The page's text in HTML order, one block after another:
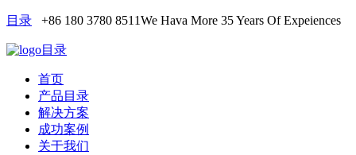
目录 +86 180 3780 8511We Hava More 35 Years Of Expeiences
目录
首页
产品目录
解决方案
成功案例
关于我们